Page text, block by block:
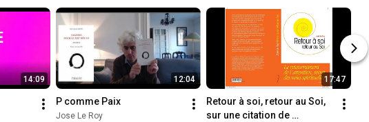
14:09 12:04
P comme Paix
Jose Le Roy
17:47
Retour à soi, retour au Soi,
sur une citation de